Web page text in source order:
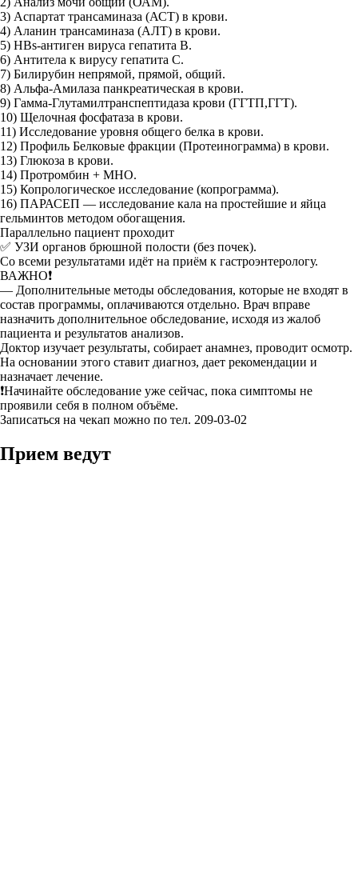
3) Аспартат трансаминаза (АСТ) в крови.
4) Аланин трансаминаза (АЛТ) в крови.
5) HBs-антиген вируса гепатита B.
6) Антитела к вирусу гепатита С.
7) Билирубин непрямой, прямой, общий.
8) Альфа-Амилаза панкреатическая в крови.
9) Гамма-Глутамилтранспептидаза крови (ГГТП,ГГТ).
10) Щелочная фосфатаза в крови.
11) Исследование уровня общего белка в крови.
12) Профиль Белковые фракции (Протеинограмма) в крови.
13) Глюкоза в крови.
14) Протромбин + МНО.
15) Копрологическое исследование (копрограмма).
16) ПАРАСЕП — исследование кала на простейшие и яйца
гельминтов методом обогащения.
Параллельно пациент проходит
✅ УЗИ органов брюшной полости (без почек).
Со всеми результатами идёт на приём к гастроэнтерологу.
ВАЖНО❗
— Дополнительные методы обследования, которые не входят в
состав программы, оплачиваются отдельно. Врач вправе
назначить дополнительное обследование, исходя из жалоб
пациента и результатов анализов.
Доктор изучает результаты, собирает анамнез, проводит осмотр.
На основании этого ставит диагноз, дает рекомендации и
назначает лечение.
❗Начинайте обследование уже сейчас, пока симптомы не
проявили себя в полном объёме.
Записаться на чекап можно по тел. 209-03-02
Прием ведут